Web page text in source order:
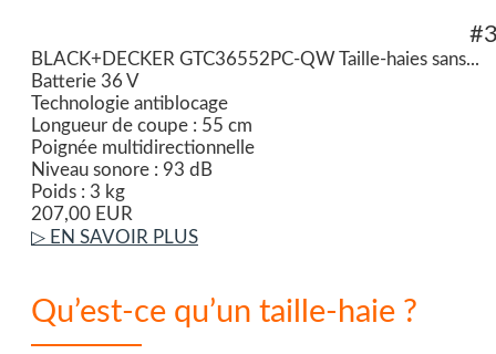
BLACK+DECKER GTC36552PC-QW Taille-haies sans...
Batterie 36 V
Technologie antiblocage
Longueur de coupe : 55 cm
Poignée multidirectionnelle
Niveau sonore : 93 dB
Poids : 3 kg
207,00 EUR
▷ EN SAVOIR PLUS
Qu’est-ce qu’un taille-haie ?